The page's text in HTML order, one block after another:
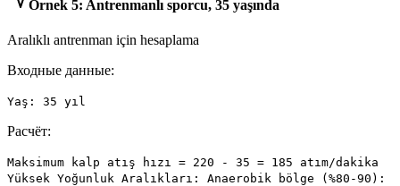
Örnek 5: Antrenmanlı sporcu, 35 yaşında
Aralıklı antrenman için hesaplama
Входные данные:
Yaş: 35 yıl
Расчёт:
Maksimum kalp atış hızı = 220 - 35 = 185 atım/dakika
Yüksek Yoğunluk Aralıkları: Anaerobik bölge (%80-90):